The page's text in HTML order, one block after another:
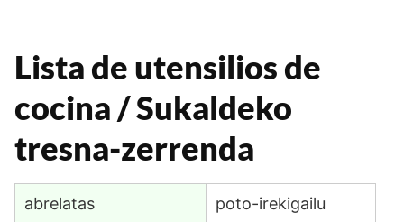
Lista de utensilios de
cocina / Sukaldeko
tresna-zerrenda
abrelatas poto-irekigailu